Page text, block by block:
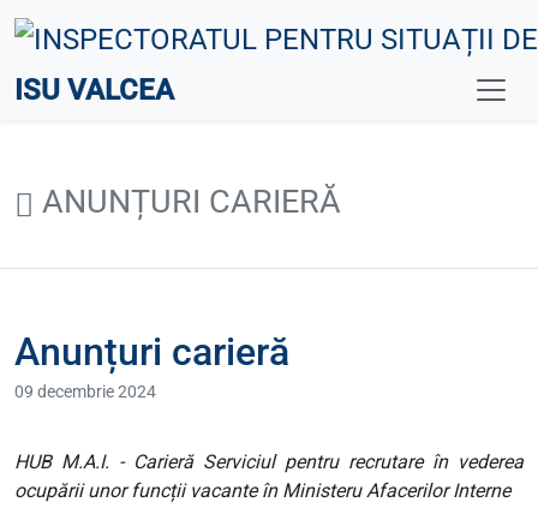
ISU VALCEA
ANUNȚURI CARIERĂ
Anunțuri carieră
09 decembrie 2024
HUB M.A.I. - Carieră Serviciul pentru recrutare în vederea
ocupării unor funcții vacante în Ministeru Afacerilor Interne